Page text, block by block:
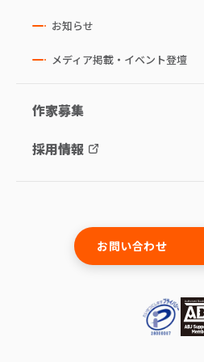
お知らせ
メディア掲載・イベント登壇
作家募集
採用情報
お問い合わせ